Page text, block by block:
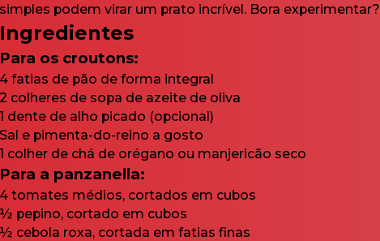
simples podem virar um prato incrível. Bora experimentar?
Ingredientes
Para os croutons:
4 fatias de pão de forma integral
2 colheres de sopa de azeite de oliva
1 dente de alho picado (opcional)
Sal e pimenta-do-reino a gosto
1 colher de chá de orégano ou manjericão seco
Para a panzanella:
4 tomates médios, cortados em cubos
½ pepino, cortado em cubos
½ cebola roxa, cortada em fatias finas